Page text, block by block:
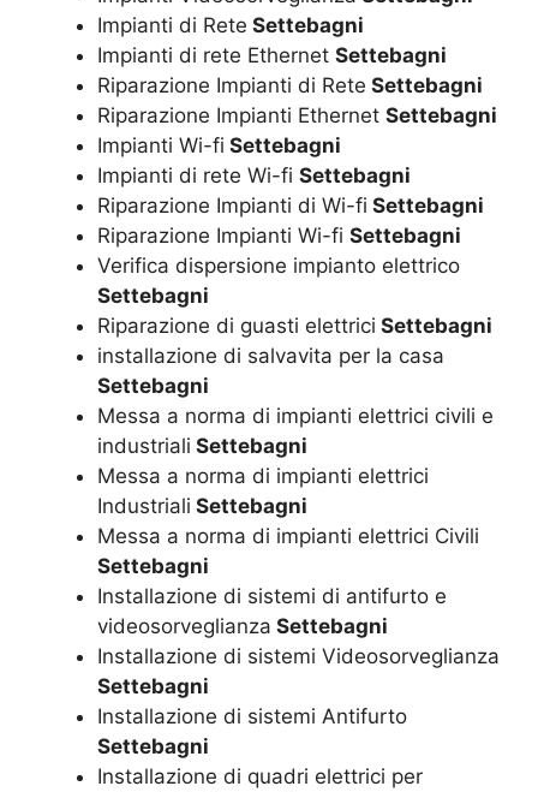
Impianti di Rete Settebagni
Impianti di rete Ethernet Settebagni
Riparazione Impianti di Rete Settebagni
Riparazione Impianti Ethernet Settebagni
Impianti Wi-fi Settebagni
Impianti di rete Wi-fi Settebagni
Riparazione Impianti di Wi-fi Settebagni
Riparazione Impianti Wi-fi Settebagni
Verifica dispersione impianto elettrico
Settebagni
Riparazione di guasti elettrici Settebagni
installazione di salvavita per la casa
Settebagni
Messa a norma di impianti elettrici civili e
industriali Settebagni
Messa a norma di impianti elettrici
Industriali Settebagni
Messa a norma di impianti elettrici Civili
Settebagni
Installazione di sistemi di antifurto e
videosorveglianza Settebagni
Installazione di sistemi Videosorveglianza
Settebagni
Installazione di sistemi Antifurto
Settebagni
Installazione di quadri elettrici per